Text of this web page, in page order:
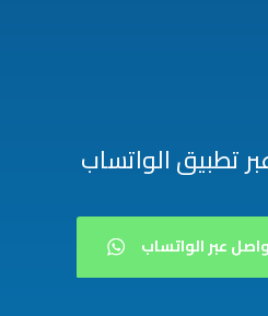
تطبيق الواتساب
عبر الواتساب